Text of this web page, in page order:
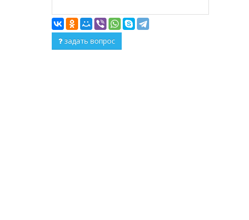
задать вопрос